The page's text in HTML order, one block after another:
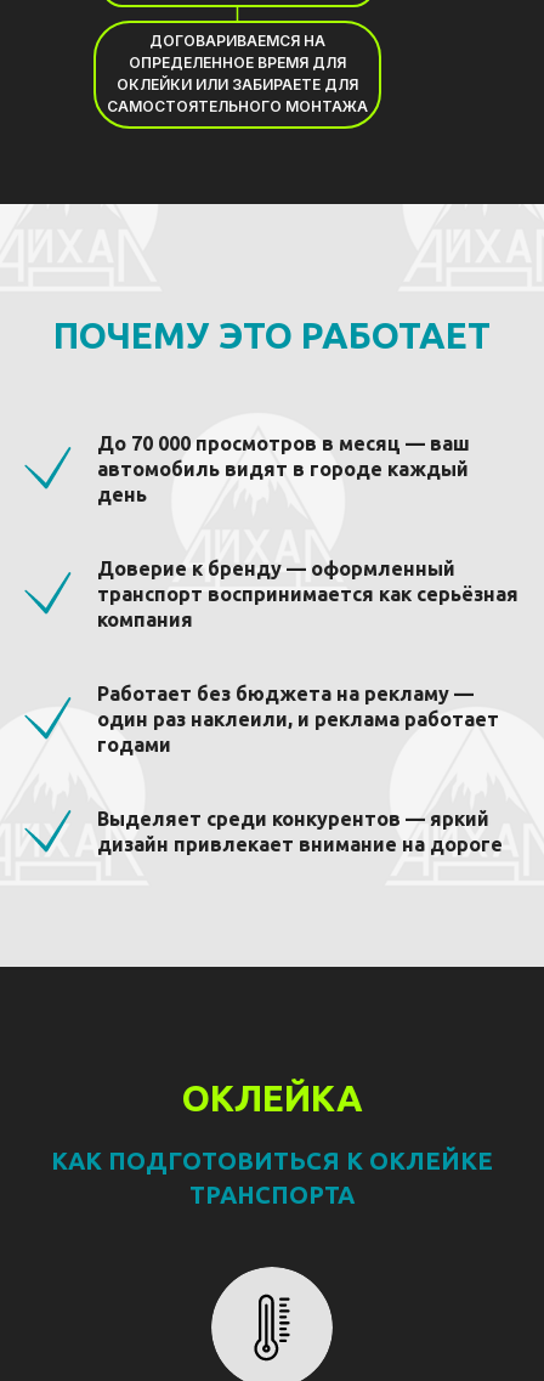
ДОГОВАРИВАЕМСЯ НА
ОПРЕДЕЛЕННОЕ ВРЕМЯ ДЛЯ
ОКЛЕЙКИ ИЛИ ЗАБИРАЕТЕ ДЛЯ
САМОСТОЯТЕЛЬНОГО МОНТАЖА
ПОЧЕМУ ЭТО РАБОТАЕТ
До 70 000 просмотров в месяц — ваш
автомобиль видят в городе каждый
день
Доверие к бренду — оформленный
транспорт воспринимается как серьёзная
компания
Работает без бюджета на рекламу —
один раз наклеили, и реклама работает
годами
Выделяет среди конкурентов — яркий
дизайн привлекает внимание на дороге
ОКЛЕЙКА
КАК ПОДГОТОВИТЬСЯ К ОКЛЕЙКЕ
ТРАНСПОРТА